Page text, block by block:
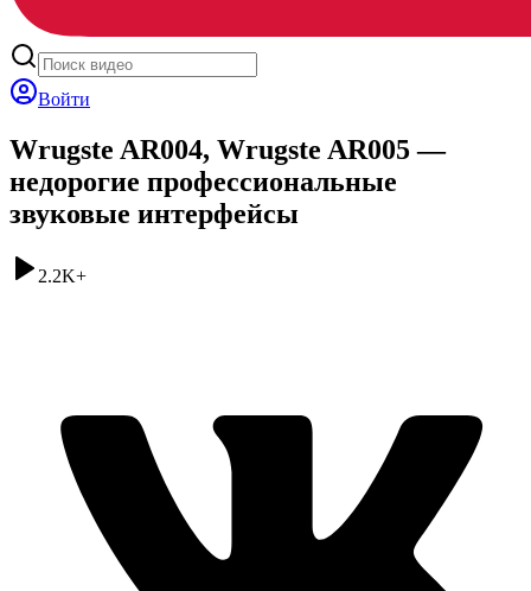
Войти
Wrugste AR004, Wrugste AR005 —
недорогие профессиональные
звуковые интерфейсы
2.2K+